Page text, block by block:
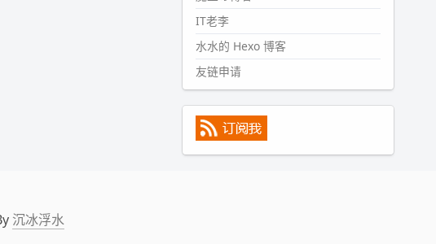
痛点，一般都是推送或拉取，今天
连提交都卡了。。
wdssmq
#PubWord又一个夏天过去了，
所以今年也没买防水鞋套；然后天
凉了，为了应对踢被子买了睡袋，
不知道 1.2 米会不会略窄。。
IT老李
水水的 Hexo 博客
友链申请
沉冰浮水